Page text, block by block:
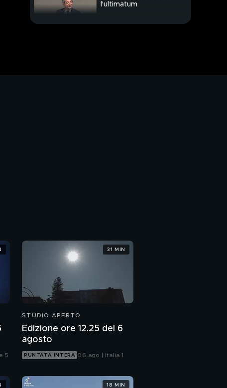
l'ultimatum
5
STUDIO APERTO
Edizione ore 12.25 del 6
agosto
PUNTATA INTERA 06 ago | Italia 1
31 MIN
18 MIN